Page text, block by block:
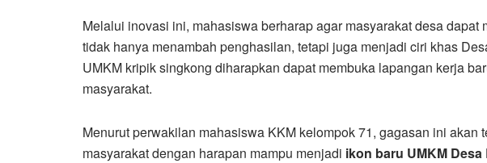
Melalui inovasi ini, mahasiswa berharap agar masyarakat desa dapat
tidak hanya menambah penghasilan, tetapi juga menjadi ciri khas
UMKM kripik singkong diharapkan dapat membuka lapangan kerja
masyarakat.
Menurut perwakilan mahasiswa KKM kelompok 71, gagasan ini akan
masyarakat dengan harapan mampu menjadi ikon baru UMKM